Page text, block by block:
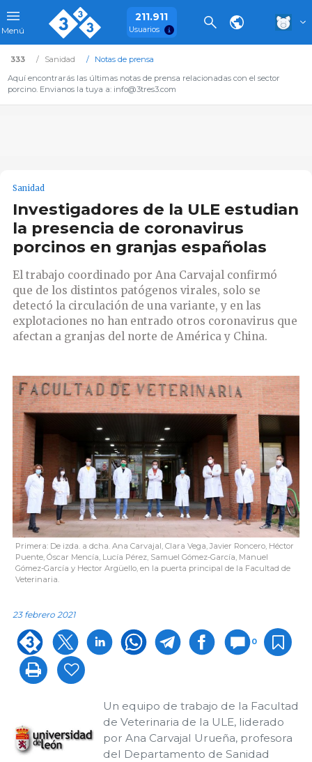
Menú
211.911
Usuarios
333 Sanidad
Notas de prensa
Aquí encontrarás las últimas notas de prensa relacionadas con el sector
porcino. Envianos la tuya a: info@3tres3.com
Sanidad
Investigadores de la ULE estudian
la presencia de coronavirus
porcinos en granjas españolas
El trabajo coordinado por Ana Carvajal confirmó
que de los distintos patógenos virales, solo se
detectó la circulación de una variante, y en las
explotaciones no han entrado otros coronavirus que
afectan a granjas del norte de América y China.
Primera: De izda. a dcha. Ana Carvajal, Clara Vega, Javier Roncero, Héctor
Puente, Óscar Mencía, Lucía Pérez, Samuel Gómez-García, Manuel
Gómez-García y Hector Argüello, en la puerta principal de la Facultad de
Veterinaria.
23 febrero 2021
0
Un equipo de trabajo de la Facultad
de Veterinaria de la ULE, liderado
por Ana Carvajal Urueña, profesora
del Departamento de Sanidad